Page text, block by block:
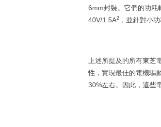
6mm封裝。它們的功耗
40V/1.5A2 ，並針對小
上述所提及的所有東
性，實現最佳的電機驅
30%左右。因此，這些